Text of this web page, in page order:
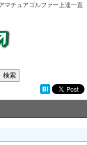
マチュアゴルファー上達一直